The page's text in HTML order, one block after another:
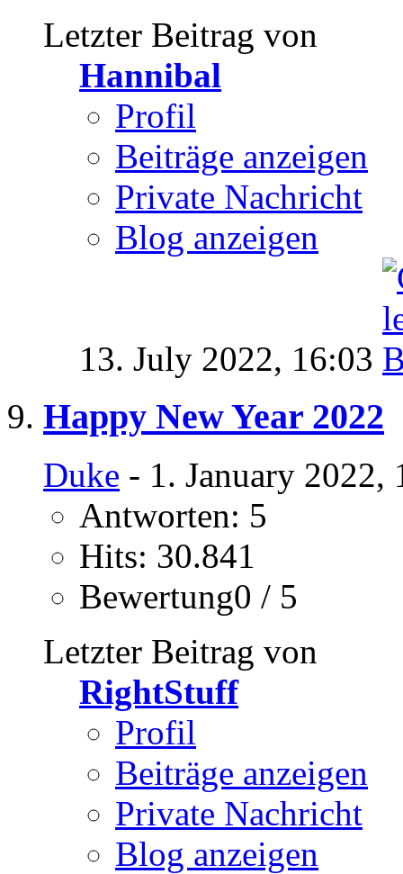
Letzter Beitrag von
Hannibal
Profil
Beiträge anzeigen
Private Nachricht
Blog anzeigen
13. July 2022, 16:03
Happy New Year 2022
Duke - 1. January 2022,
Antworten: 5
Hits: 30.841
Bewertung0 / 5
Letzter Beitrag von
RightStuff
Profil
Beiträge anzeigen
Private Nachricht
Blog anzeigen